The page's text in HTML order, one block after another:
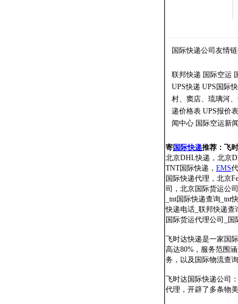
国际快递公司 友情
联邦快递 国际空运
UPS快递 UPS国际
村、窦店、琉璃河、
递价格表 UPS报价表
闻中心 国际空运新
寄国际快递推荐： 飞
北京DHL快递，北京
TNT国际快递， EMS
国际快递代理，北京
司，北京国际货运公
_tnt国际快递查询_tnt
快递电话_联邦快递查
国际货运代理公司_国
飞时达快递是一家国
高达80%，服务范围
务，以及国际物流查
飞时达国际快递公司
代理，开辟了多条物